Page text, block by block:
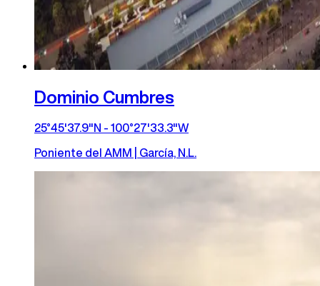
Dominio Cumbres
25°45'37.9"N - 100°27'33.3"W
Poniente del AMM | García, N.L.